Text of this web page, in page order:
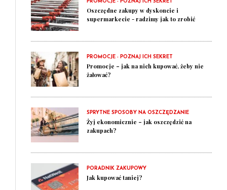
PROMOCJE - POZNAJ ICH SEKRET
Oszczędne zakupy w dyskoncie i
supermarkecie - radzimy jak to zrobić
PROMOCJE - POZNAJ ICH SEKRET
Promocje – jak na nich kupować, żeby nie
żałować?
SPRYTNE SPOSOBY NA OSZCZĘDZANIE
Żyj ekonomicznie – jak oszczędzić na
zakupach?
PORADNIK ZAKUPOWY
Jak kupować taniej?